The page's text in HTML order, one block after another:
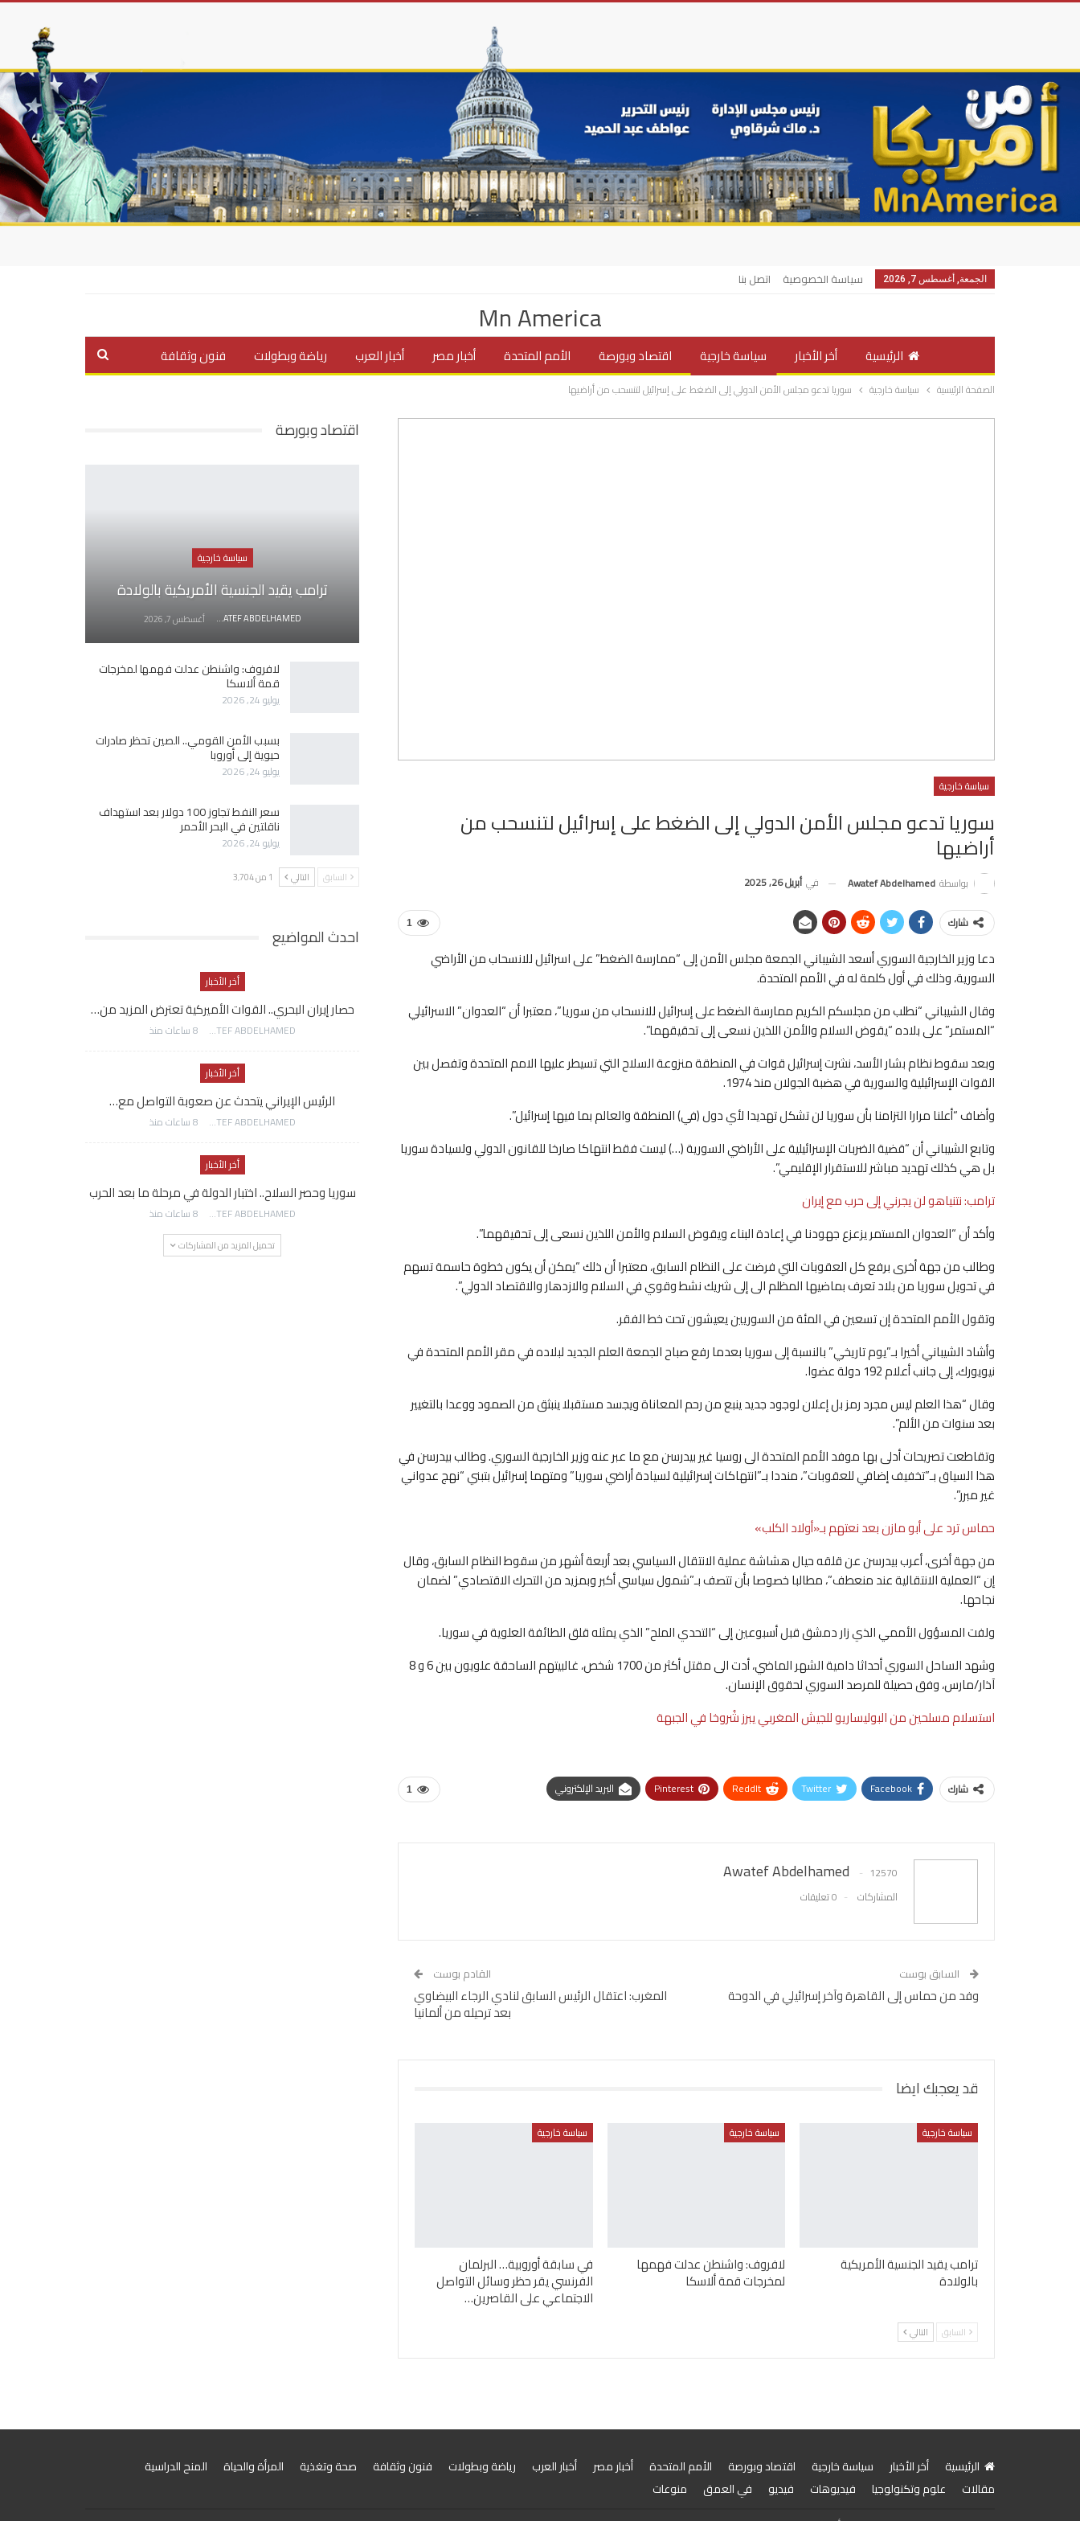
الجمعة, أغسطس 7, 2026 سياسة الخصوصية اتصل بنا
Mn America
الرئيسية أخر الأخبار سياسة خارجية اقتصاد وبورصة الأمم المتحدة أخبار مصر أخبار العرب رياضة وبطولات
فنون وثقافة
صحة وتغذية
المرأة والحياة المنح الدراسية مقالات الصفحة الرئيسية سياسة خارجية سوريا تدعو مجلس الأمن الدولي إلى الضغط على إسرائيل لتنسحب من أراضيها
سياسة خارجية
سوريا تدعو مجلس الأمن الدولي إلى الضغط على إسرائيل لتنسحب من
أراضيها
بواسطة Awatef Abdelhamed في أبريل 26, 2025
1 شارك
دعا وزير الخارجية السوري أسعد الشيباني الجمعة مجلس الأمن إلى “ممارسة الضغط” على اسرائيل للانسحاب من الأراضي
السورية، وذلك في أول كلمة له في الأمم المتحدة.
وقال الشيباني “نطلب من مجلسكم الكريم ممارسة الضغط على إسرائيل للانسحاب من سوريا”، معتبرا أن “العدوان” الاسرائيلي
“المستمر” على بلاده “يقوض السلام والأمن اللذين نسعى إلى تحقيقهما”.
وبعد سقوط نظام بشار الأسد، نشرت إسرائيل قوات في المنطقة منزوعة السلاح التي تسيطر عليها الامم المتحدة وتفصل بين
القوات الإسرائيلية والسورية في هضبة الجولان منذ 1974.
وأضاف “أعلنا مرارا التزامنا بأن سوريا لن تشكل تهديدا لأي دول (في) المنطقة والعالم بما فيها إسرائيل”.
وتابع الشيباني أن “قضية الضربات الإسرائيلية على الأراضي السورية (…) ليست فقط انتهاكا صارخا للقانون الدولي ولسيادة سوريا
بل هي كذلك تهديد مباشر للاستقرار الإقليمي”.
ترامب: نتنياهو لن يجرني إلى حرب مع إيران
وأكد أن “العدوان المستمر يزعزع جهودنا في إعادة البناء ويقوض السلام والأمن اللذين نسعى إلى تحقيقهما”.
وطالب من جهة أخرى برفع كل العقوبات التي فرضت على النظام السابق، معتبرا أن ذلك “يمكن أن يكون خطوة حاسمة تسهم
في تحويل سوريا من بلاد تعرف بماضيها المظلم الى إلى شريك نشط وقوي في السلام والازدهار والاقتصاد الدولي”.
وتقول الأمم المتحدة إن تسعين في المئة من السوريين يعيشون تحت خط الفقر.
وأشاد الشيباني أخيرا بـ”يوم تاريخي” بالنسبة إلى سوريا بعدما رفع صباح الجمعة العلم الجديد لبلاده في مقر الأمم المتحدة في
نيويورك، إلى جانب أعلام 192 دولة عضوا.
وقال “هذا العلم ليس مجرد رمز بل إعلان لوجود جديد ينبع من رحم المعاناة ويجسد مستقبلا ينبثق من الصمود ووعدا بالتغيير
بعد سنوات من الألم”.
وتقاطعت تصريحات أدلى بها موفد الأمم المتحدة الى روسيا غير بيدرسن مع ما عبر عنه وزير الخارجية السوري. وطالب بيدرسن في
هذا السياق بـ”تخفيف إضافي للعقوبات”، منددا بـ”انتهاكات إسرائيلية لسيادة أراضي سوريا” ومتهما إسرائيل بتبني “نهج عدواني
غير مبرر”.
حماس ترد على أبو مازن بعد نعتهم بـ«أولاد الكلب»
من جهة أخرى، أعرب بيدرسن عن قلقه حيال هشاشة عملية الانتقال السياسي بعد أربعة أشهر من سقوط النظام السابق، وقال
إن “العملية الانتقالية عند منعطف”، مطالبا خصوصا بأن تتصف بـ”شمول سياسي أكبر وبمزيد من التحرك الاقتصادي” لضمان
نجاحها.
ولفت المسؤول الأممي الذي زار دمشق قبل أسبوعين إلى “التحدي الملح” الذي يمثله قلق الطائفة العلوية في سوريا.
وشهد الساحل السوري أحداثا دامية الشهر الماضي، أدت الى مقتل أكثر من 1700 شخص، غالبيتهم الساحقة علويون بين 6 و 8
آذار/مارس، وفق حصيلة للمرصد السوري لحقوق الإنسان.
استسلام مسلحين من البوليساريو للجيش المغربي يبرز شُروخا في الجبهة
1 شارك Facebook
Twitter
ReddIt
Pinterest البريد الإلكتروني
Awatef Abdelhamed
12570
المشاركات
0 تعليقات
السابق بوست
وفد من حماس إلى القاهرة وآخر إسرائيلي في الدوحة
القادم بوست
المغرب: اعتقال الرئيس السابق لنادي الرجاء البيضاوي
بعد ترحيله من ألمانيا
قد يعجبك ايضا
سياسة خارجية
ترامب يقيد الجنسية الأمريكية
بالولادة
سياسة خارجية
لافروف: واشنطن عدلت فهمها
لمخرجات قمة ألاسكا
سياسة خارجية
في سابقة أوروبية… البرلمان
الفرنسي يقر حظر وسائل التواصل
الاجتماعي على القاصرين…
السابق التالي
اقتصاد وبورصة
سياسة خارجية
ترامب يقيد الجنسية الأمريكية بالولادة
AWATEF ABDELHAMED أغسطس 7, 2026
لافروف: واشنطن عدلت فهمها لمخرجات
قمة ألاسكا
يوليو 24, 2026
بسبب الأمن القومي.. الصين تحظر صادرات
حيوية إلى أوروبا
يوليو 24, 2026
سعر النفط تجاوز 100 دولار بعد استهداف
ناقلتين في البحر الأحمر
يوليو 24, 2026
السابق التالي 1 من 3٬704
احدث المواضيع
أخر الأخبار
حصار إيران البحري.. القوات الأميركية تعترض المزيد من…
AWATEF ABDELHAMED 8 ساعات منذ
أخر الأخبار
الرئيس الإيراني يتحدث عن صعوبة التواصل مع…
AWATEF ABDELHAMED 8 ساعات منذ
أخر الأخبار
سوريا وحصر السلاح.. اختبار الدولة في مرحلة ما بعد الحرب
AWATEF ABDELHAMED 8 ساعات منذ
تحميل المزيد من المشاركات
الرئيسية أخر الأخبار سياسة خارجية اقتصاد وبورصة الأمم المتحدة أخبار مصر أخبار العرب رياضة وبطولات فنون وثقافة صحة وتغذية المرأة والحياة
المنح الدراسية
مقالات
علوم وتكنولوجيا فيديوهات فيديو في العمق منوعات